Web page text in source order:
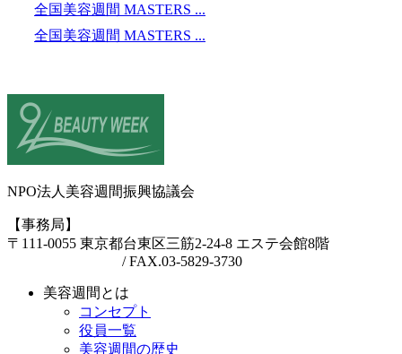
全国美容週間 MASTERS ...
全国美容週間 MASTERS ...
NPO法人美容週間振興協議会
【事務局】
〒111-0055 東京都台東区三筋2-24-8 エステ会館8階
/ FAX.03-5829-3730
美容週間とは
コンセプト
役員一覧
美容週間の歴史